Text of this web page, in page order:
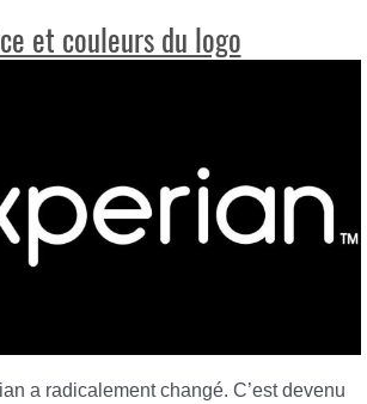
et couleurs du logo
a radicalement changé. C’est devenu